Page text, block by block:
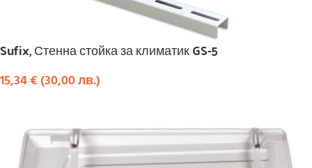
Sufix, Стенна стойка за климатик GS-5
15,34€(30,00лв.)